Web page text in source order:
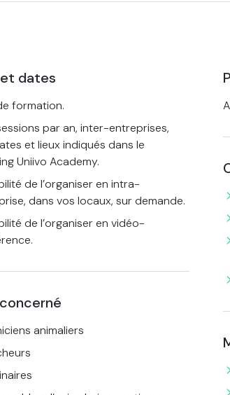
dates
formation.
par an, inter-entreprises,
et lieux indiqués dans le
Uniivo Academy.
de l’organiser en intra-
dans vos locaux, sur demande.
de l’organiser en vidéo-
animaliers